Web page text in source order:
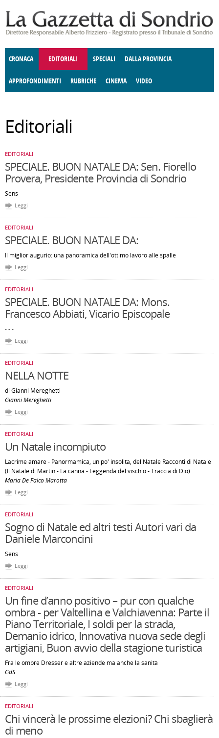
CRONACA EDITORIALI SPECIALI DALLA PROVINCIA
APPROFONDIMENTI
E SPETTACOLI POLITICA
RUBRICHE
DELLE IDEE FATTI DELLO SPIRITO
CINEMA VIDEO
Editoriali
EDITORIALI
SPECIALE. BUON NATALE DA: Sen. Fiorello
Provera, Presidente Provincia di Sondrio
Sens
Leggi
EDITORIALI
SPECIALE. BUON NATALE DA:
Il miglior augurio: una panoramica dell'ottimo lavoro alle spalle
Leggi
EDITORIALI
SPECIALE. BUON NATALE DA: Mons.
Francesco Abbiati, Vicario Episcopale
- - -
Leggi
EDITORIALI
NELLA NOTTE
di Gianni Mereghetti
Gianni Mereghetti
Leggi
EDITORIALI
Un Natale incompiuto
Lacrime amare - Panormamica, un po' insolita, del Natale Racconti di Natale
(Il Natale di Martin - La canna - Leggenda del vischio - Traccia di Dio)
Maria De Falco Marotta
Leggi
EDITORIALI
Sogno di Natale ed altri testi Autori vari da
Daniele Marconcini
Sens
Leggi
EDITORIALI
Un fine d’anno positivo – pur con qualche
ombra - per Valtellina e Valchiavenna: Parte il
Piano Territoriale, I soldi per la strada,
Demanio idrico, Innovativa nuova sede degli
artigiani, Buon avvio della stagione turistica
Fra le ombre Dresser e altre aziende ma anche la sanità
GdS
Leggi
EDITORIALI
Chi vincerà le prossime elezioni? Chi sbaglierà
di meno